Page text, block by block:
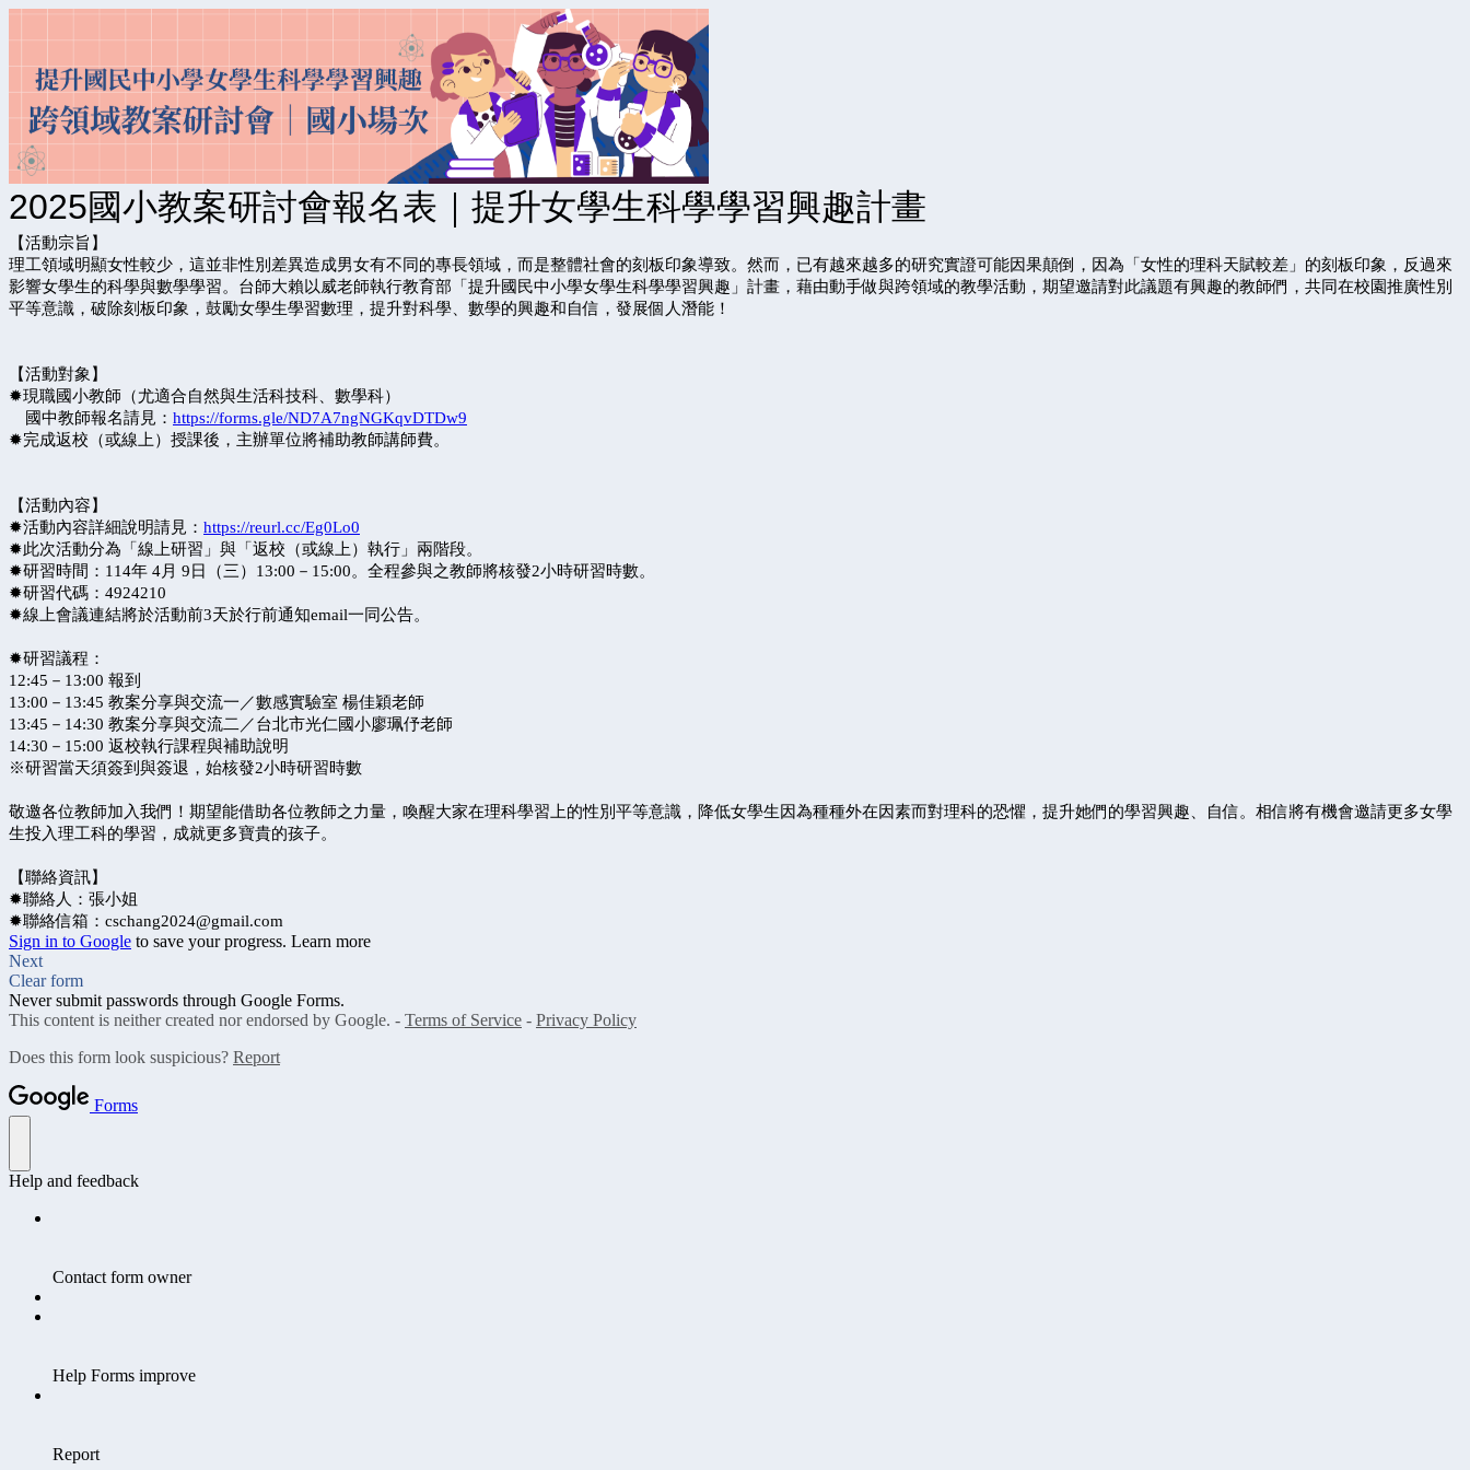
2025國小教案研討會報名表｜提升女學生科學學習興趣計畫
【活動宗旨】
理工領域明顯女性較少，這並非性別差異造成男女有不同的專長領域，而是整體社會的刻板印象導致。然而，已有越來越多的研究實證可能因果顛倒，因為「女性的理科天賦較差」的刻板印象，反過來
影響女學生的科學與數學學習。台師大賴以威老師執行教育部「提升國民中小學女學生科學學習興趣」計畫，藉由動手做與跨領域的教學活動，期望邀請對此議題有興趣的教師們，共同在校園推廣性別
平等意識，破除刻板印象，鼓勵女學生學習數理，提升對科學、數學的興趣和自信，發展個人潛能！
【活動對象】
✹現職國小教師（尤適合自然與生活科技科、數學科）
國中教師報名請見： https://forms.gle/ND7A7ngNGKqvDTDw9
✹完成返校（或線上）授課後，主辦單位將補助教師講師費。
【活動內容】
✹活動內容詳細說明請見： https://reurl.cc/Eg0Lo0
✹此次活動分為「線上研習」與「返校（或線上）執行」兩階段。
✹研習時間：114年 4月 9日（三）13:00－15:00。全程參與之教師將核發2小時研習時數。
✹研習代碼： 4924210
✹線上會議連結將於活動前3天於行前通知email一同公告。
✹研習議程：
12:45－13:00 報到
13:00－13:45 教案分享與交流一／數感實驗室 楊佳穎老師
13:45－14:30 教案分享與交流二／台北市光仁國小廖珮伃老師
14:30－15:00 返校執行課程與補助說明
※研習當天須簽到與簽退，始核發2小時研習時數
敬邀各位教師加入我們！期望能借助各位教師之力量，喚醒大家在理科學習上的性別平等意識，降低女學生因為種種外在因素而對理科的恐懼，提升她們的學習興趣、自信。相信將有機會邀請更多女學
生投入理工科的學習，成就更多寶貴的孩子。
【聯絡資訊】
✹聯絡人：張小姐
✹聯絡信箱：cschang2024@gmail.com
Sign in to Google to save your progress. Learn more
Next
Clear form
Never submit passwords through Google Forms.
This content is neither created nor endorsed by Google. - Terms of Service - Privacy Policy
Does this form look suspicious? Report
Forms
Help and feedback
Contact form owner
Help Forms improve
Report